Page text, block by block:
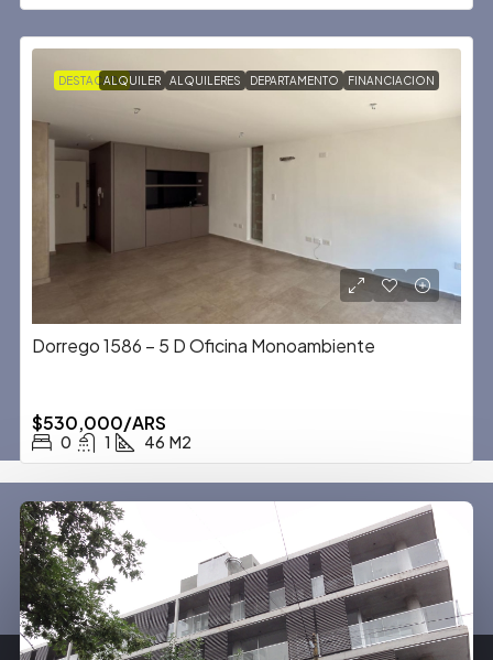
DESTACADAALQUILER ALQUILERES DEPARTAMENTO FINANCIACION
Dorrego 1586 – 5 D Oficina Monoambiente
$530,000/ARS
0 1 46 M2